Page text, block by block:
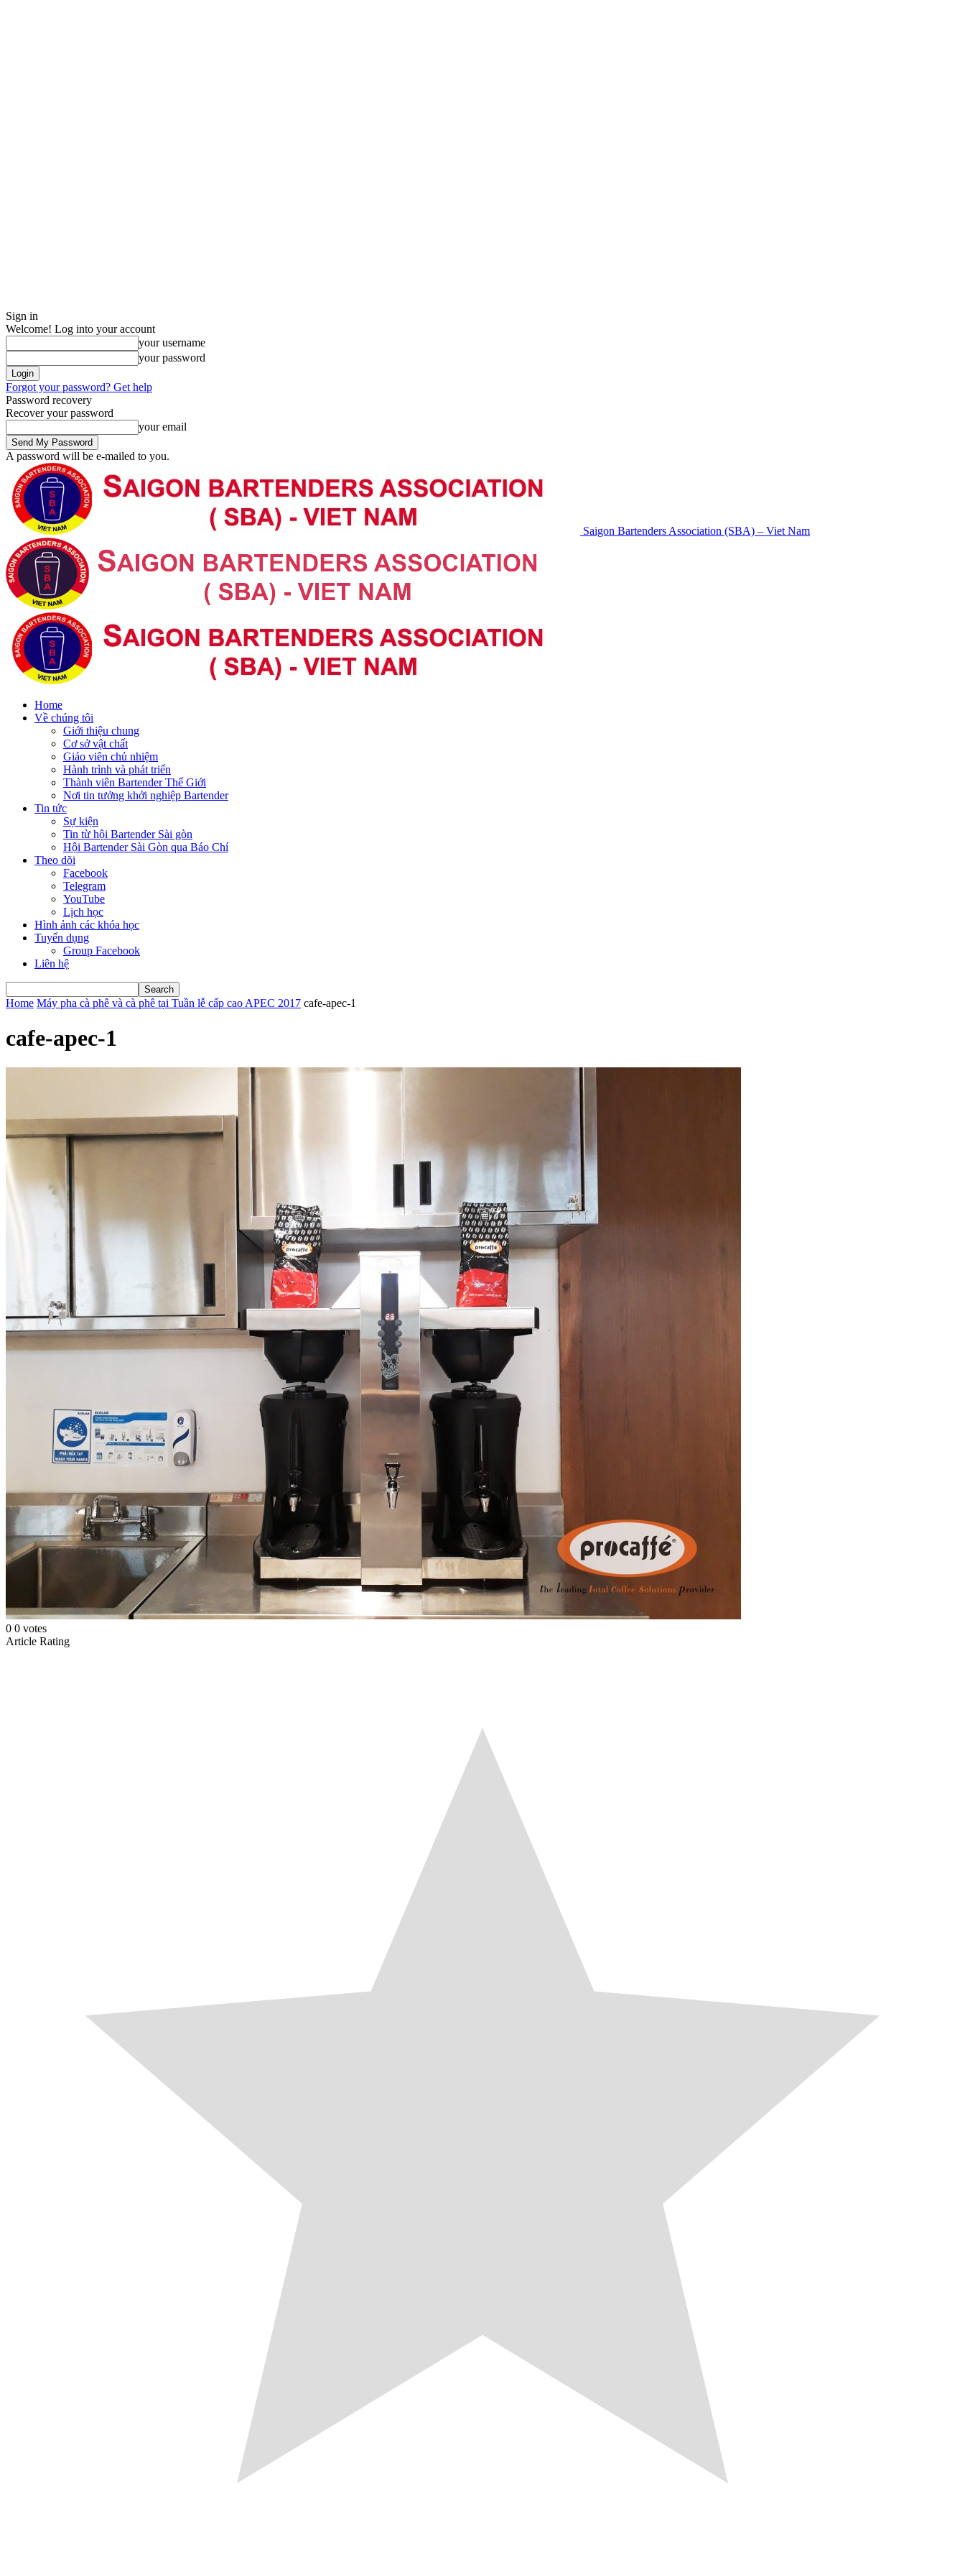
Sign in
Welcome! Log into your account
your username
your password
Forgot your password? Get help
Password recovery
Recover your password
your email
A password will be e-mailed to you.
Saigon Bartenders Association (SBA) – Viet Nam
Home
Về chúng tôi
Giới thiệu chung
Cơ sở vật chất
Giáo viên chủ nhiệm
Hành trình và phát triển
Thành viên Bartender Thế Giới
Nơi tin tưởng khởi nghiệp Bartender
Tin tức
Sự kiện
Tin từ hội Bartender Sài gòn
Hội Bartender Sài Gòn qua Báo Chí
Theo dõi
Facebook
Telegram
YouTube
Lịch học
Hình ảnh các khóa học
Tuyển dụng
Group Facebook
Liên hệ
Home Máy pha cà phê và cà phê tại Tuần lễ cấp cao APEC 2017 cafe-apec-1
cafe-apec-1
0 0 votes
Article Rating